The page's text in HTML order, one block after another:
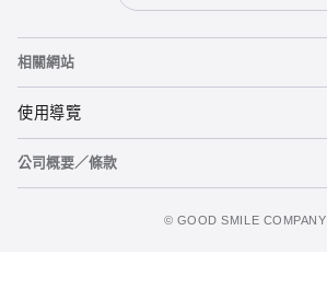
相關網站
黏土人
黏土人臉部製造機（英文）
使用導覽
重要公告
公司概要／條款
©️ GOOD SMILE COMPANY